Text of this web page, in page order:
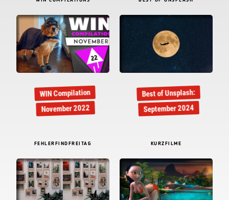
WIN Compilation
November 2022
Best of Unsplash:
September 2024
FEHLERFINDFREITAG KURZFILME